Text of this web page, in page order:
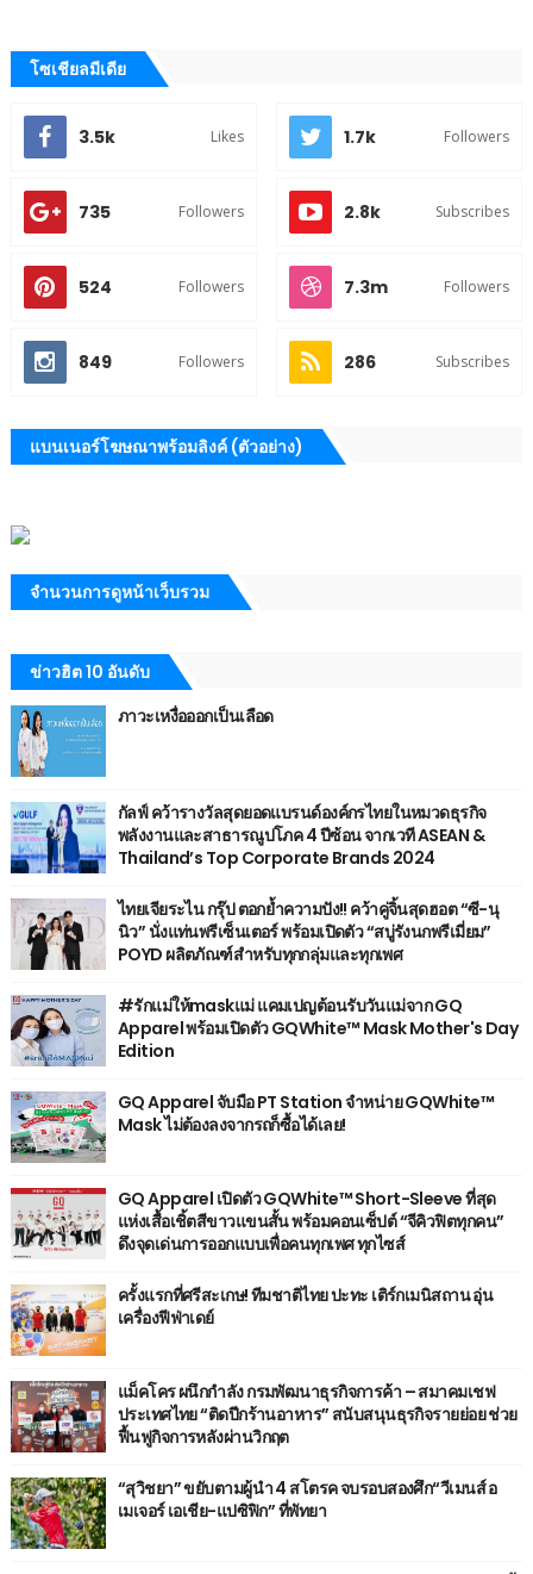
โซเชียลมีเดีย
3.5k Likes 1.7k Followers
735 Followers 2.8k Subscribes
524 Followers 7.3m Followers
849 Followers 286 Subscribes
แบนเนอร์โฆษณาพร้อมลิงค์ (ตัวอย่าง)
จำนวนการดูหน้าเว็บรวม
ข่าวฮิต 10 อันดับ
ภาวะเหงื่อออกเป็นเลือด
กัลฟ์ คว้ารางวัลสุดยอดแบรนด์องค์กรไทยในหมวดธุรกิจ
พลังงานและสาธารณูปโภค 4 ปีซ้อน จากเวที ASEAN &
Thailand’s Top Corporate Brands 2024
ไทยเจียระไน กรุ๊ป ตอกย้ำความปัง!! คว้าคู่จิ้นสุดฮอต “ซี-นุ
นิว” นั่งแท่นพรีเซ็นเตอร์ พร้อมเปิดตัว “สบู่รังนกพรีเมี่ยม”
POYD ผลิตภัณฑ์สำหรับทุกกลุ่มและทุกเพศ
#รักแม่ให้maskแม่ แคมเปญต้อนรับวันแม่จาก GQ
Apparel พร้อมเปิดตัว GQWhite™ Mask Mother's Day
Edition
GQ Apparel จับมือ PT Station จำหน่าย GQWhite™
Mask ไม่ต้องลงจากรถก็ซื้อได้เลย!
GQ Apparel เปิดตัว GQWhite™ Short-Sleeve ที่สุด
แห่งเสื้อเชิ้ตสีขาวแขนสั้น พร้อมคอนเซ็ปต์ “จีคิวฟิตทุกคน”
ดึงจุดเด่นการออกแบบเพื่อคนทุกเพศ ทุกไซส์
ครั้งแรกที่ศรีสะเกษ! ทีมชาติไทย ปะทะ เติร์กเมนิสถาน อุ่น
เครื่องฟีฟ่าเดย์
แม็คโคร ผนึกกำลัง กรมพัฒนาธุรกิจการค้า – สมาคมเชฟ
ประเทศไทย “ติดปีกร้านอาหาร” สนับสนุนธุรกิจรายย่อย ช่วย
ฟื้นฟูกิจการหลังผ่านวิกฤต
“สุวิชยา” ขยับตามผู้นำ 4 สโตรค จบรอบสองศึก“วีเมนส์ อ
เมเจอร์ เอเชีย-แปซิฟิก” ที่พัทยา